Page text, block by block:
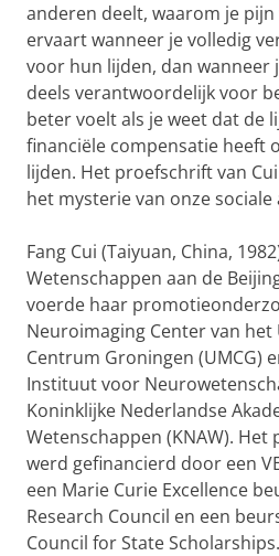
anderen deelt, waarom je
ervaart wanneer je volledig
voor hun lijden, dan wanneer
deels verantwoordelijk voor
beter voelt als je weet dat de
financiële compensatie heeft
lijden. Het proefschrift van
het mysterie van onze sociale
Fang Cui (Taiyuan, China,
Wetenschappen aan de
voerde haar
Neuroimaging Center van
Centrum Groningen (UMCG)
Instituut voor
Koninklijke Nederlandse
Wetenschappen (KNAW).
werd gefinancierd door een
een Marie Curie Excellence
Research Council en een
Council for State